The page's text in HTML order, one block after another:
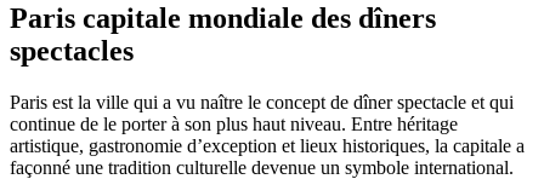
Paris capitale mondiale des dîners
spectacles
Paris est la ville qui a vu naître le concept de dîner spectacle et qui
continue de le porter à son plus haut niveau. Entre héritage
artistique, gastronomie d’exception et lieux historiques, la capitale a
façonné une tradition culturelle devenue un symbole international.